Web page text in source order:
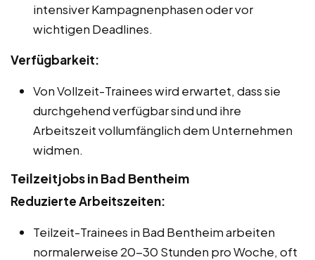
intensiver Kampagnenphasen oder vor
wichtigen Deadlines.
Verfügbarkeit:
Von Vollzeit-Trainees wird erwartet, dass sie
durchgehend verfügbar sind und ihre
Arbeitszeit vollumfänglich dem Unternehmen
widmen.
Teilzeitjobs in Bad Bentheim
Reduzierte Arbeitszeiten:
Teilzeit-Trainees in Bad Bentheim arbeiten
normalerweise 20-30 Stunden pro Woche, oft